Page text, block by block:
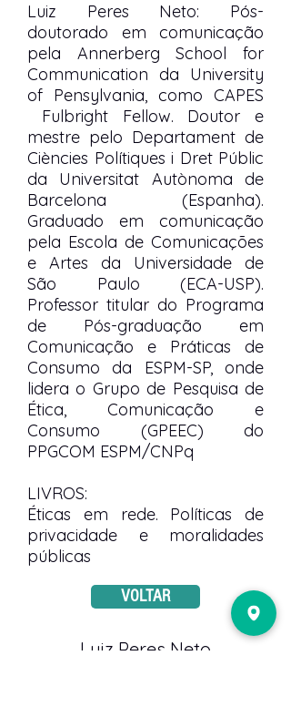
Luiz Peres Neto: Pós-
doutorado em comunicação
pela Annerberg School for
Communication da University
of Pensylvania, como CAPES
Fulbright Fellow. Doutor e
mestre pelo Departament de
Ciències Polítiques i Dret Públic
da Universitat Autònoma de
Barcelona (Espanha).
Graduado em comunicação
pela Escola de Comunicações
e Artes da Universidade de
São Paulo (ECA-USP).
Professor titular do Programa
de Pós-graduação em
Comunicação e Práticas de
Consumo da ESPM-SP, onde
lidera o Grupo de Pesquisa de
Ética, Comunicação e
Consumo (GPEEC) do
PPGCOM ESPM/CNPq
LIVROS:
Éticas em rede. Políticas de
privacidade e moralidades
públicas
VOLTAR
Luiz Peres Neto